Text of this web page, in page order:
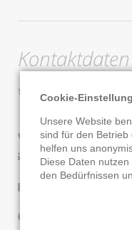
Kontaktdaten
Fürst Ferdinand
35619 Braunfels
06442/303720
E-Mail senden
Cookie-
Unsere Website
sind für den Betrieb
helfen uns
Diese Daten
den Bedürfnissen